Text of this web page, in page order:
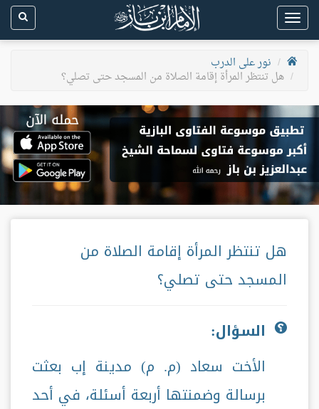
Toggle
navigation
نور على الدرب
هل تنتظر المرأة إقامة الصلاة من المسجد حتى تصلي؟
هل تنتظر المرأة إقامة الصلاة من
المسجد حتى تصلي؟
السؤال:
الأخت سعاد (م. م) مدينة إب بعثت
برسالة وضمنتها أربعة أسئلة، في أحد